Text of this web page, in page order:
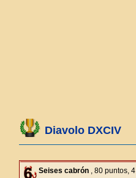
Diavolo DXCIV
Seises cabrón , 80 puntos, 4